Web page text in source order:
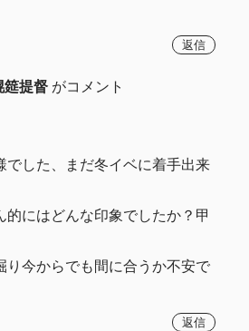
返信
筵提督 がコメント
でした、まだ冬イベに着手出来
的にはどんな印象でしたか？甲
り今からでも間に合うか不安で
返信